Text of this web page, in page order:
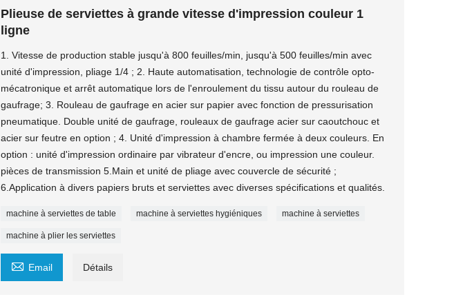
Plieuse de serviettes à grande vitesse d'impression couleur 1
ligne
1. Vitesse de production stable jusqu'à 800 feuilles/min, jusqu'à 500 feuilles/min avec
unité d'impression, pliage 1/4 ; 2. Haute automatisation, technologie de contrôle opto-
mécatronique et arrêt automatique lors de l'enroulement du tissu autour du rouleau de
gaufrage; 3. Rouleau de gaufrage en acier sur papier avec fonction de pressurisation
pneumatique. Double unité de gaufrage, rouleaux de gaufrage acier sur caoutchouc et
acier sur feutre en option ; 4. Unité d'impression à chambre fermée à deux couleurs. En
option : unité d'impression ordinaire par vibrateur d'encre, ou impression une couleur.
pièces de transmission 5.Main et unité de pliage avec couvercle de sécurité ;
6.Application à divers papiers bruts et serviettes avec diverses spécifications et qualités.
machine à serviettes de table machine à serviettes hygiéniques machine à serviettes
machine à plier les serviettes
 Email Détails